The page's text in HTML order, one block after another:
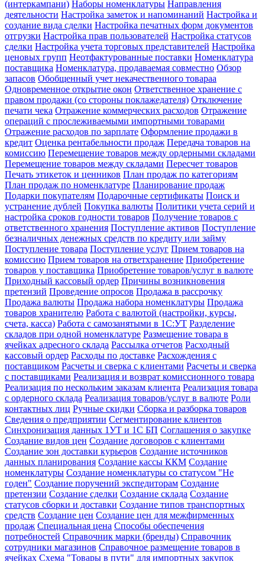
(интеркампани) Наборы номенклатуры Направления
деятельности Настройка заметок и напоминаний Настройка и
создание вида сделки Настройка печатных форм документов
отгрузки Настройка прав пользователей Настройка статусов
сделки Настройка учета торговых представителей Настройка
ценовых групп Неотфактурованные поставки Номенклатура
поставщика Номенклатура, продаваемая совместно Обзор
запасов Обобщенный учет некачественного товараа
Одновременное открытие окон Ответственное хранение с
правом продажи (со стороны поклажедателя) Отключение
печати чека Отражение коммерческих расходов Отражение
операций с прослеживаемыми импортными товарами
Отражение расходов по зарплате Оформление продажи в
кредит Оценка рентабельности продаж Передача товаров на
комиссию Перемещение товаров между ордерными складами
Перемещение товаров между складами Пересчет товаров
Печать этикеток и ценников План продаж по категориям
План продаж по номенклатуре Планирование продаж
Подарки покупателям Подарочные сертификаты Поиск и
устранение дублей Покупка валюты Политики учета серий и
настройка сроков годности товаров Получение товаров с
ответственного хранения Поступление активов Поступление
безналичных денежных средств по кредиту или займу
Поступление товара Поступление услуг Прием товаров на
комиссию Прием товаров на ответхранение Приобретение
товаров у поставщика Приобретение товаров/услуг в валюте
Приходный кассовый ордер Причины возникновения
претензий Проведение опросов Продажа в рассрочку
Продажа валюты Продажа набора номенклатуры Продажа
товаров хранителю Работа с валютой (настройки, курсы,
счета, касса) Работа с самозанятыми в 1С:УТ Разделение
складов при одной номенклатуре Размещение товара в
ячейках адресного склада Рассылка отчетов Расходный
кассовый ордер Расходы по доставке Расхождения с
поставщиком Расчеты и сверка с клиентами Расчеты и сверка
с поставщиками Реализация и возврат комиссионного товара
Реализация по нескольким заказам клиента Реализация товара
с ордерного склада Реализация товаров/услуг в валюте Роли
контактных лиц Ручные скидки Сборка и разборка товаров
Сведения о предприятии Сегментирование клиентов
Синхронизация данных 1УТ и 1С БП Соглашения о закупке
Создание видов цен Создание договоров с клиентами
Создание зон доставки курьеров Создание источников
данных планирования Создание кассы ККМ Создание
номенклатуры Создание номенклатуры со статусом "Не
годен" Создание поручений экспедиторам Создание
претензии Создание сделки Создание склада Создание
статусов сборки и доставки Создание типов транспортных
средств Создание цен Создание цен для межфирменных
продаж Специальная цена Способы обеспечения
потребностей Справочник марки (бренды) Справочник
сотрудники магазинов Справочное размещение товаров в
ячейках Схема "Товары в пути" для импортных закупок